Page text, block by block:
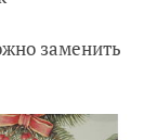
заменить